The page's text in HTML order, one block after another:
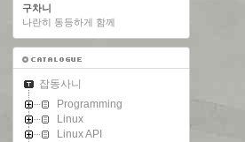
구차니
나란히 동등하게 함께
잡동사니
Programming
Linux
Linux API